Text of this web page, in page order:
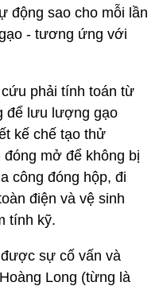
động sao cho mỗi lần
- tương ứng với
phải tính toán từ
để lưu lượng gạo
kế chế tạo thử
mở để không bị
công đóng hộp, đi
điện và vệ sinh
tính kỹ.
sự cố vấn và
Long (từng là